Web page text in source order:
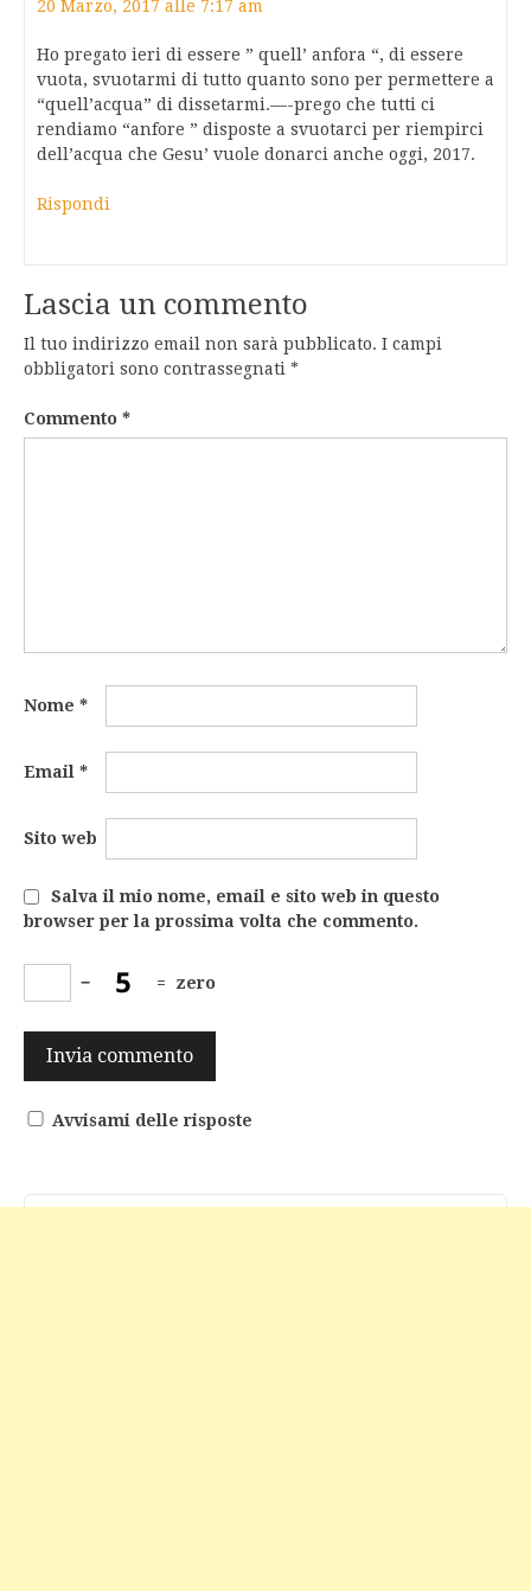
20 Marzo, 2017 alle 7:17 am
Ho pregato ieri di essere ” quell’ anfora “, di essere
vuota, svuotarmi di tutto quanto sono per permettere a
“quell’acqua” di dissetarmi.—-prego che tutti ci
rendiamo “anfore ” disposte a svuotarci per riempirci
dell’acqua che Gesu’ vuole donarci anche oggi, 2017.
Rispondi
Lascia un commento
Il tuo indirizzo email non sarà pubblicato. I campi
obbligatori sono contrassegnati *
Commento *
Nome *
Email *
Sito web
Salva il mio nome, email e sito web in questo
browser per la prossima volta che commento.
− = zero
Avvisami delle risposte